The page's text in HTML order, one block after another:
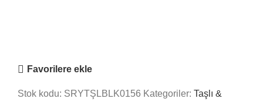
Favorilere ekle
Stok kodu: SRYTŞLBLK0156 Kategoriler: Taşlı &